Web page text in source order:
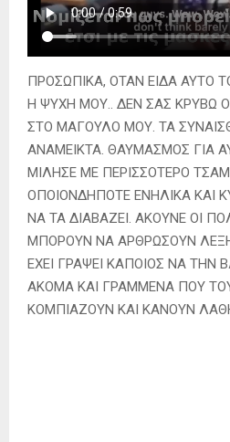
ΠΡΟΣΩΠΙΚΑ, ΟΤΑΝ ΕΙΔΑ ΑΥΤΟ
Η ΨΥΧΗ ΜΟΥ.. ΔΕΝ ΣΑΣ ΚΡΥΒΩ
ΣΤΟ ΜΑΓΟΥΛΟ ΜΟΥ. ΤΑ
ΑΝΑΜΕΙΚΤΑ. ΘΑΥΜΑΣΜΟΣ ΓΙΑ
ΜΙΛΗΣΕ ΜΕ ΠΕΡΙΣΣΟΤΕΡΟ
ΟΠΟΙΟΝΔΗΠΟΤΕ ΕΝΗΛΙΚΑ ΚΑΙ
ΝΑ ΤΑ ΔΙΑΒΑΖΕΙ. ΑΚΟΥΝΕ ΟΙ
ΜΠΟΡΟΥΝ ΝΑ ΑΡΘΡΩΣΟΥΝ
ΕΧΕΙ ΓΡΑΨΕΙ ΚΑΠΟΙΟΣ ΝΑ ΤΗΝ
ΑΚΟΜΑ ΚΑΙ ΓΡΑΜΜΕΝΑ ΠΟΥ
ΚΟΜΠΙΑΖΟΥΝ ΚΑΙ ΚΑΝΟΥΝ